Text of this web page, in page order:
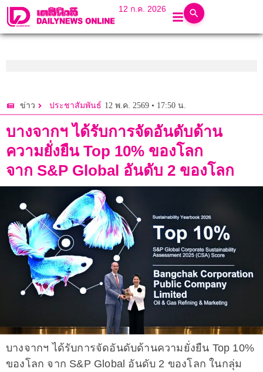
12 ก.ค. 2026
ข่าว ประชาสัมพันธ์ 12 พ.ค. 2569 • 17:50 น.
บางจากฯ ได้รับการจัดอันดับด้าน
ความยั่งยืน Top 10% ของโลก
จาก S&P Global อันดับ 2 ของโลก
บางจากฯ ได้รับการจัดอันดับด้านความยั่งยืน Top 10%
ของโลก จาก S&P Global อันดับ 2 ของโลก ในกลุ่ม